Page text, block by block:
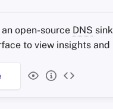
an open-source DNS
to view insights